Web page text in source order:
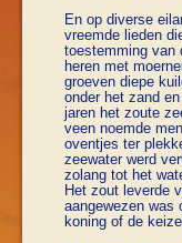
En op diverse
vreemde lieden
toestemming van
heren met
groeven diepe
onder het zand
jaren het zoute
veen noemde
oventjes ter
zeewater werd
zolang tot het
Het zout leverde
aangewezen was
koning of de